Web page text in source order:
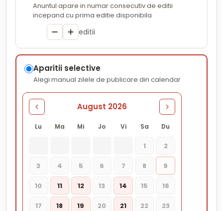
Anuntul apare in numar consecutiv de editii
incepand cu prima editie disponibila
editii
Aparitii selective
Alegi manual zilele de publicare din calendar
August 2026
Lu Ma Mi Jo Vi Sa Du
1 2
3 4 5 6 7 8 9
10 11 12 13 14 15 16
17 18 19 20 21 22 23